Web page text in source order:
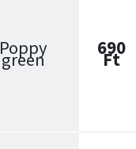
Poppy
green
690
Ft